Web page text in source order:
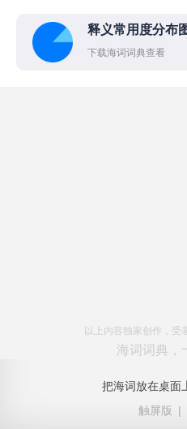
释义常用度分布
下载海词词典查看
以上内容独家创作，受
海词词典，
把海词放在桌面
触屏版
|